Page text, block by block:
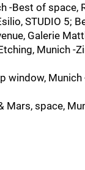
-Best of space,
STUDIO 5;
Galerie
Munich -
window,
Mars, space,